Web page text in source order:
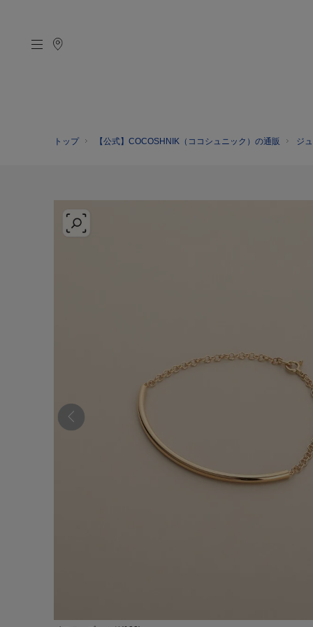
PIERCED EARRINGS
MATERIAL
K10GOLD
PLATINUM
トップ 【公式】COCOSHNIK（ココシュニック）の通販 ジ